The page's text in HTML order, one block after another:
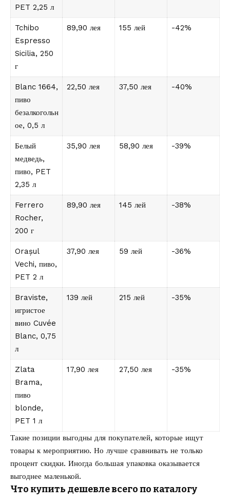
PET 2,25 л
Tchibo
Espresso
Sicilia, 250
г
89,90 лея 155 лей -42%
Blanc 1664,
пиво
безалкогольн
ое, 0,5 л
22,50 лея 37,50 лея -40%
Белый
медведь,
пиво, PET
2,35 л
35,90 лея 58,90 лея -39%
Ferrero
Rocher,
200 г
89,90 лея 145 лей -38%
Orașul
Vechi, пиво,
PET 2 л
37,90 лея 59 лей -36%
Braviste,
игристое
вино Cuvée
Blanc, 0,75
л
139 лей 215 лей -35%
Zlata
Brama,
пиво
blonde,
PET 1 л
17,90 лея 27,50 лея -35%
Такие позиции выгодны для покупателей, которые ищут
товары к мероприятию. Но лучше сравнивать не только
процент скидки. Иногда большая упаковка оказывается
выгоднее маленькой.
Что купить дешевле всего по каталогу